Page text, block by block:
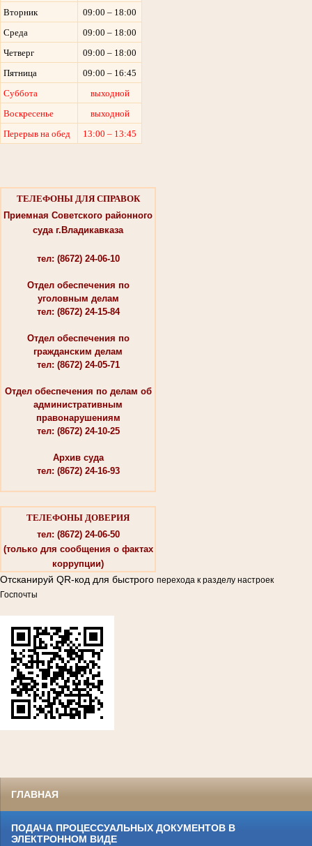
Вторник
09:00 – 18:00
Среда
09:00 – 18:00
Четверг
09:00 – 18:00
Пятница
09:00 – 16:45
Суббота
выходной
Воскресенье
выходной
Перерыв на обед
13:00 – 13:45
ТЕЛЕФОНЫ ДЛЯ СПРАВОК
Приемная Советского районного
суда г.Владикавказа
тел: (8672) 24-06-10
Отдел обеспечения по
уголовным делам
тел: (8672) 24-15-84
Отдел обеспечения по
гражданским делам
тел: (8672) 24-05-71
Отдел обеспечения по делам об
административным
правонарушениям
тел: (8672) 24-10-25
Архив суда
тел: (8672) 24-16-93
ТЕЛЕФОНЫ ДОВЕРИЯ
тел: (8672) 24-06-50
(только для сообщения о фактах
коррупции)
Отсканируй QR-код для быстрого перехода к разделу настроек
Госпочты
ГЛАВНАЯ
ПОДАЧА ПРОЦЕССУАЛЬНЫХ ДОКУМЕНТОВ В
ЭЛЕКТРОННОМ ВИДЕ